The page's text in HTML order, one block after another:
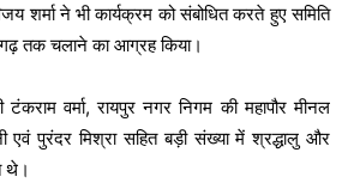
शर्मा ने भी कार्यक्रम को संबोधित करते हुए समिति
तक चलाने का आग्रह किया।
वर्मा, रायपुर नगर निगम की महापौर मीनल
एवं पुरंदर मिश्रा सहित बड़ी संख्या में श्रद्धालु और
थे।